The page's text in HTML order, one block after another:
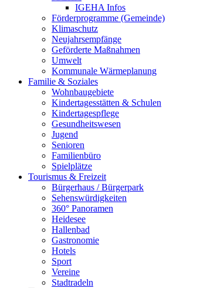
IGEHA Infos
Förderprogramme (Gemeinde)
Klimaschutz
Neujahrsempfänge
Geförderte Maßnahmen
Umwelt
Kommunale Wärmeplanung
Familie & Soziales
Wohnbaugebiete
Kindertagesstätten & Schulen
Kindertagespflege
Gesundheitswesen
Jugend
Senioren
Familienbüro
Spielplätze
Tourismus & Freizeit
Bürgerhaus / Bürgerpark
Sehenswürdigkeiten
360° Panoramen
Heidesee
Hallenbad
Gastronomie
Hotels
Sport
Vereine
Stadtradeln